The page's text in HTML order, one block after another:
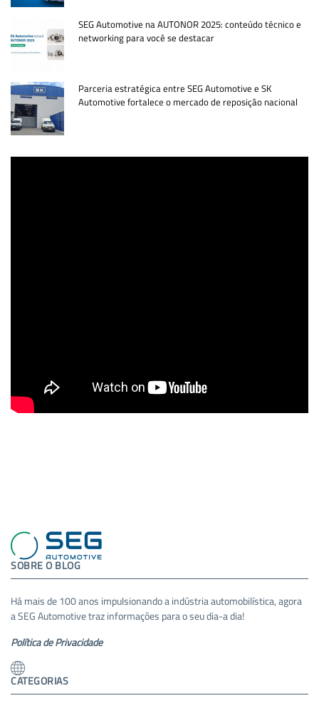
SEG Automotive na AUTONOR 2025: conteúdo técnico e
networking para você se destacar
Parceria estratégica entre SEG Automotive e SK
Automotive fortalece o mercado de reposição nacional
SOBRE O BLOG
Há mais de 100 anos impulsionando a indústria automobilística, agora
a SEG Automotive traz informações para o seu dia-a dia!
Política de Privacidade
CATEGORIAS